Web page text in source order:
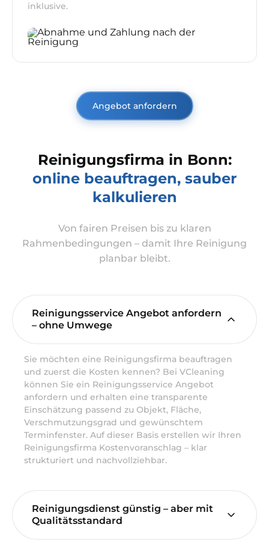
inklusive.
Angebot anfordern
Reinigungsfirma in Bonn:
online beauftragen, sauber
kalkulieren
Von fairen Preisen bis zu klaren
Rahmenbedingungen – damit Ihre Reinigung
planbar bleibt.
Reinigungsservice Angebot anfordern
– ohne Umwege
Sie möchten eine Reinigungsfirma beauftragen
und zuerst die Kosten kennen? Bei VCleaning
können Sie ein Reinigungsservice Angebot
anfordern und erhalten eine transparente
Einschätzung passend zu Objekt, Fläche,
Verschmutzungsgrad und gewünschtem
Terminfenster. Auf dieser Basis erstellen wir Ihren
Reinigungsfirma Kostenvoranschlag – klar
strukturiert und nachvollziehbar.
Reinigungsdienst günstig – aber mit
Qualitätsstandard